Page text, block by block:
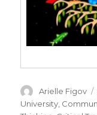
Author
Arielle Figov
University